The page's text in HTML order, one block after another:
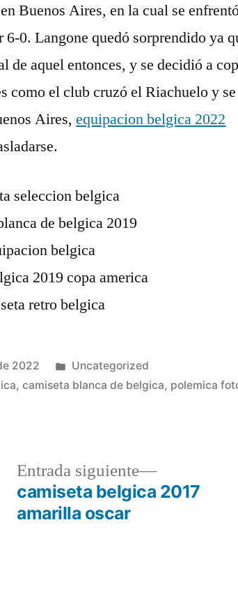
Buenos Aires, en la cual se
0. Langone quedó sorprendido ya
de aquel entonces, y se decidió a
como el club cruzó el Riachuelo y se
Aires,equipacion belgica 2022
2022
Publicado
en
Uncategorized
,camiseta blanca de belgica, polemica
Entrada siguiente
Entrada
siguiente:
camiseta belgica 2017
amarilla oscar